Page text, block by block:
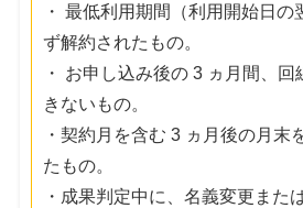
・ 最低利用期間（利用開始日の
ず解約されたもの。
・ お申し込み後の 3 ヵ月間、
きないもの。
・契約月を含む 3 ヵ月後の月末
たもの。
・成果判定中に、名義変更また